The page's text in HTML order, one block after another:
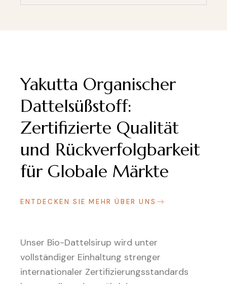
Yakutta Organischer
Dattelsüßstoff:
Zertifizierte Qualität
und Rückverfolgbarkeit
für Globale Märkte
ENTDECKEN SIE MEHR ÜBER UNS
Unser Bio-Dattelsirup wird unter
vollständiger Einhaltung strenger
internationaler Zertifizierungsstandards